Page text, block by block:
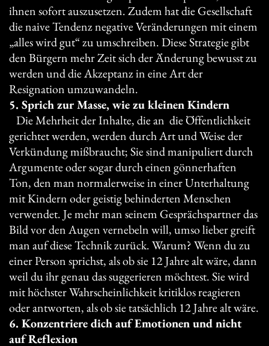
ihnen sofort auszusetzen. Zudem hat die Gesellschaft
die naive Tendenz negative Veränderungen mit einem
„alles wird gut“ zu umschreiben. Diese Strategie gibt
den Bürgern mehr Zeit sich der Änderung bewusst zu
werden und die Akzeptanz in eine Art der
Resignation umzuwandeln.
5. Sprich zur Masse, wie zu kleinen Kindern
Die Mehrheit der Inhalte, die an die Öffentlichkeit
gerichtet werden, werden durch Art und Weise der
Verkündung mißbraucht; Sie sind manipuliert durch
Argumente oder sogar durch einen gönnerhaften
Ton, den man normalerweise in einer Unterhaltung
mit Kindern oder geistig behinderten Menschen
verwendet. Je mehr man seinem Gesprächspartner das
Bild vor den Augen vernebeln will, umso lieber greift
man auf diese Technik zurück. Warum? Wenn du zu
einer Person sprichst, als ob sie 12 Jahre alt wäre, dann
weil du ihr genau das suggerieren möchtest. Sie wird
mit höchster Wahrscheinlichkeit kritiklos reagieren
oder antworten, als ob sie tatsächlich 12 Jahre alt wäre.
6. Konzentriere dich auf Emotionen und nicht
auf Reflexion